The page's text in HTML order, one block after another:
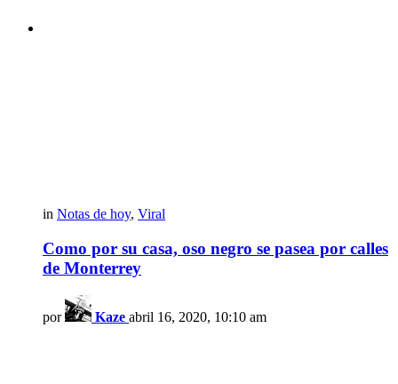
in Notas de hoy, Viral
Como por su casa, oso negro se pasea por calles
de Monterrey
por Kaze abril 16, 2020, 10:10 am